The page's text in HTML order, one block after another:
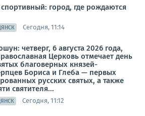
город, где рождаются
Сегодня, 11:14
четверг, 6 августа 2026 года,
Церковь отмечает день
благоверных князей-
Бориса и Глеба — первых
русских святых, а также
святителя...
Сегодня, 11:12